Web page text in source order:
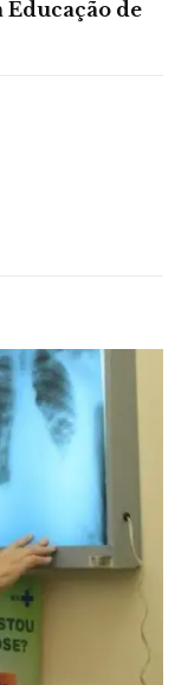
Educação de